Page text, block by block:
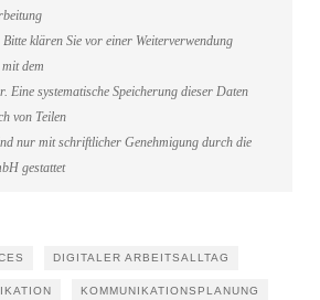
klären Sie vor einer Weiterverwendung
dem
Eine systematische Speicherung dieser Daten
von Teilen
nur mit schriftlicher Genehmigung durch die
gestattet
DIGITALER ARBEITSALLTAG
KOMMUNIKATIONSPLANUNG